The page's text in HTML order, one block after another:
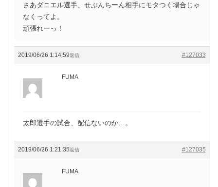
さあダニエル選手、せぶんちーん相手にモタつく場合じゃ
なくってよ。
頑張れーっ！
2019/06/26 1:14:59 #127033
返信
FUMA
太郎選手の試合、配信ないのか…。
2019/06/26 1:21:35 #127035
返信
FUMA